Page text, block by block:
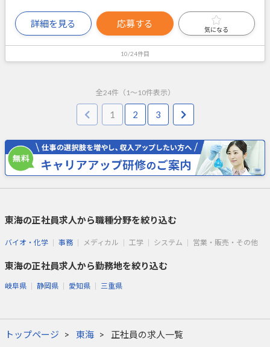
詳細を見る 応募する
気になる
10/24件目
全24件（ 1 ～ 10件表示）
1 2 3
東海の正社員求人から職種分野を絞り込む
バイオ・化学 事務 メディカル 工学 システム 営業・販売・その他
東海の正社員求人から勤務地を絞り込む
岐阜県 静岡県 愛知県 三重県
トップページ 東海 正社員の求人一覧